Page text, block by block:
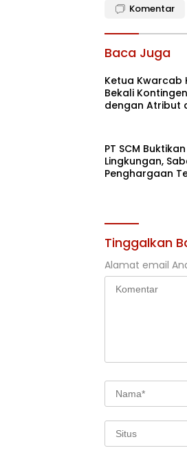
Komentar
Baca Juga
Ketua Kwarcab
Bekali
dengan Atribut
PT SCM
Lingkungan,
Penghargaan
Tinggalkan
Alamat email